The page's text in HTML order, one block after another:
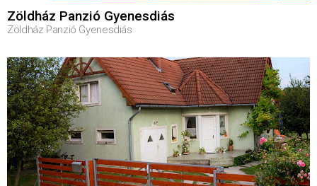
Zöldház Panzió Gyenesdiás
Zöldház Panzió Gyenesdiás